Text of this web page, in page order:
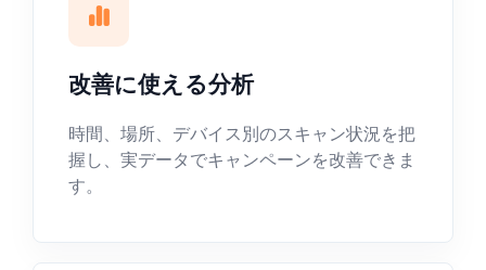
改善に使える分析
時間、場所、デバイス別のスキャン状況を把
握し、実データでキャンペーンを改善できま
す。